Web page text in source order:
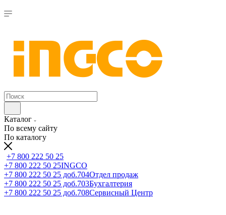
Каталог
По всему сайту
По каталогу
+7 800 222 50 25
+7 800 222 50 25INGCO
+7 800 222 50 25 доб.704Отдел продаж
+7 800 222 50 25 доб.703Бухгалтерия
+7 800 222 50 25 доб.708Сервисный Центр